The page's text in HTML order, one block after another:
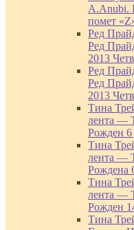
A.Anubi.
помет
Ред
Ред
2013
Ред
Ред
2013
Тина
лента —
Рожден 6
Тина
лента —
Рождена
Тина
лента —
Рожден
Тина